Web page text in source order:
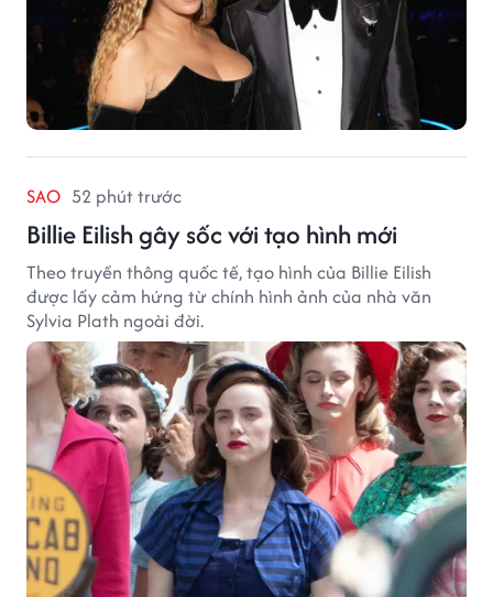
SAO 52 phút trước
Billie Eilish gây sốc với tạo hình mới
Theo truyền thông quốc tế, tạo hình của Billie Eilish
được lấy cảm hứng từ chính hình ảnh của nhà văn
Sylvia Plath ngoài đời.